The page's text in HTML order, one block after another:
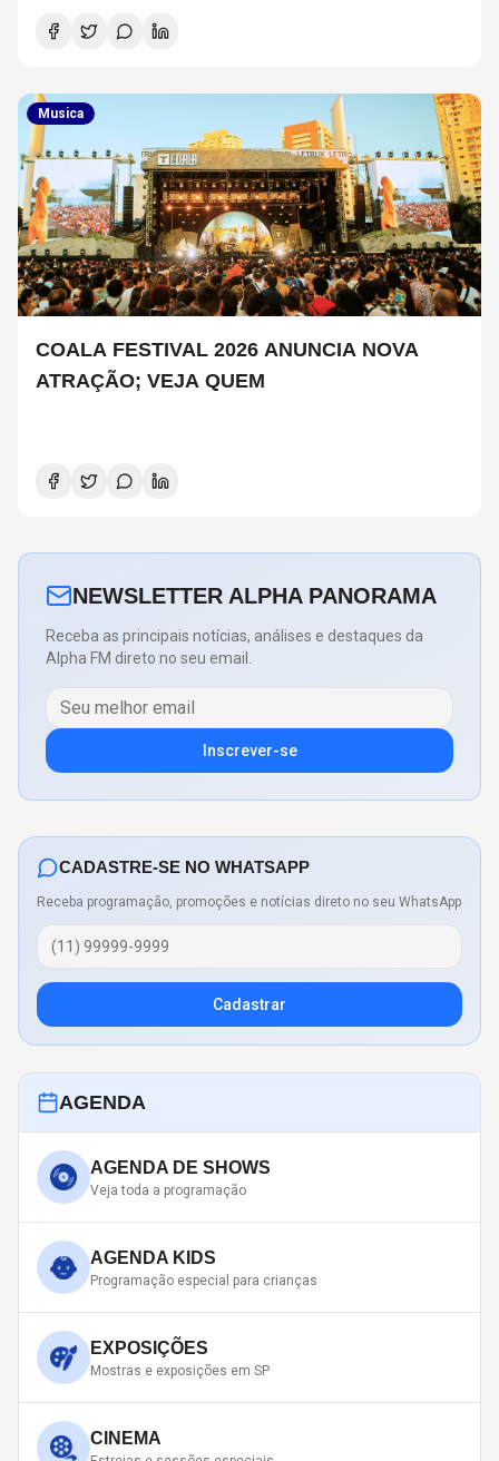
Musica
COALA FESTIVAL 2026 ANUNCIA NOVA
ATRAÇÃO; VEJA QUEM
NEWSLETTER ALPHA PANORAMA
Receba as principais notícias, análises e destaques da
Alpha FM direto no seu email.
Inscrever-se
CADASTRE-SE NO WHATSAPP
Receba programação, promoções e notícias direto no seu WhatsApp
Cadastrar
AGENDA
AGENDA DE SHOWS
Veja toda a programação
AGENDA KIDS
Programação especial para crianças
EXPOSIÇÕES
Mostras e exposições em SP
CINEMA